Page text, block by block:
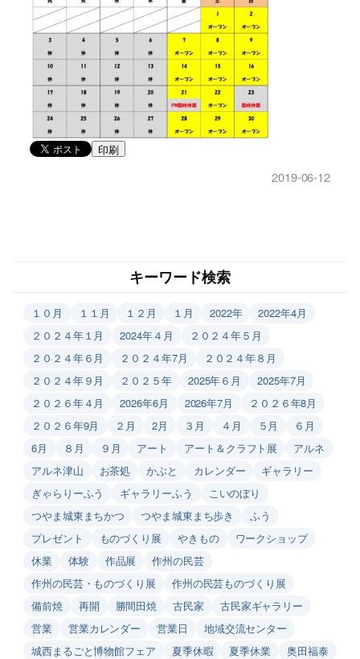
印刷
2019-06-12
キーワード検索
１０月 １１月 １２月 １月 2022年
2022年4月
２０２４年１月
2024年４月
２０２４年５月
２０２４年６月
２０２４年7月
２０２４年８月
２０２４年９月
２０２５年 2025年６月
2025年7月
２０２６年４月
2026年6月 2026年7月
２０２６年8月
２０２６年9月
２月 2月 ３月 ４月 ５月
６月
6月
８月 ９月 アート アート＆クラフト展
アルネ
アルネ津山
お茶処 かぶと カレンダー
ギャラリー
ぎゃらりーふう
ギャラリーふう
こいのぼり
つやま城東まちかつ
つやま城東まち歩き
ふう
プレゼント
ものづくり展 やきもの
ワークショップ
休業
体験 作品展
作州の民芸
作州の民芸・ものづくり展
作州の民芸ものづくり展
備前焼
再開 勝間田焼 古民家
古民家ギャラリー
営業
営業カレンダー 営業日
地域交流センター
城西まるごと博物館フェア
夏季休暇 夏季休業
奥田福泰